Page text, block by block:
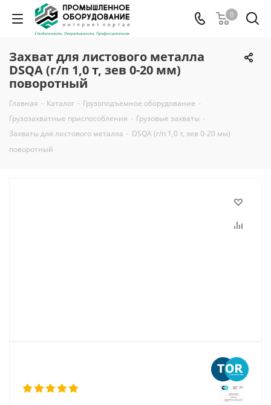
0
Захват для листового металла
DSQA (г/п 1,0 т, зев 0-20 мм)
поворотный
Главная - Каталог - Грузоподъемное оборудование -
Грузозахватные приспособления - Грузовые захваты -
Захваты для листового металла - DSQA (г/п 1,0 т, зев 0-20 мм)
поворотный